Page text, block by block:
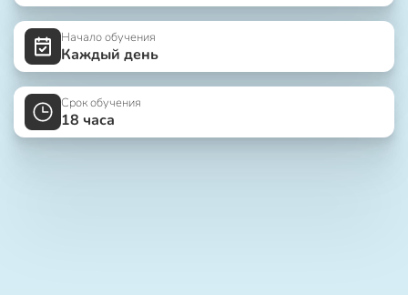
Начало обучения
Каждый день
Срок обучения
18 часа